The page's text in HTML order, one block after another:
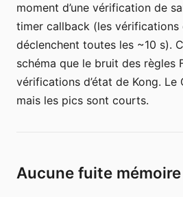
moment d’une vérification de
timer callback (les vérifications
déclenchent toutes les ~10 s).
schéma que le bruit des règles
vérifications d’état de Kong. Le
mais les pics sont courts.
Aucune fuite